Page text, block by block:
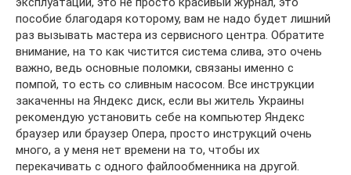
пособие благодаря которому, вам не надо будет лишний
раз вызывать мастера из сервисного центра. Обратите
внимание, на то как чистится система слива, это очень
важно, ведь основные поломки, связаны именно с
помпой, то есть со сливным насосом. Все инструкции
закаченны на Яндекс диск, если вы житель Украины
рекомендую установить себе на компьютер Яндекс
браузер или браузер Опера, просто инструкций очень
много, а у меня нет времени на то, чтобы их
перекачивать с одного файлообменника на другой.